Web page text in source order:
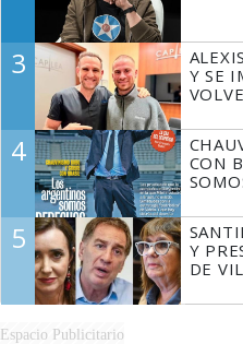
3
Y SE
4
CON
5
Y
DE
Espacio Publicitario